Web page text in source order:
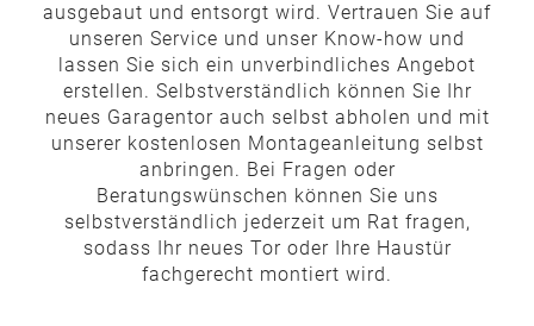
ausgebaut und entsorgt wird. Vertrauen Sie auf
unseren Service und unser Know-how und
lassen Sie sich ein unverbindliches Angebot
erstellen. Selbstverständlich können Sie Ihr
neues Garagentor auch selbst abholen und mit
unserer kostenlosen Montageanleitung selbst
anbringen. Bei Fragen oder
Beratungswünschen können Sie uns
selbstverständlich jederzeit um Rat fragen,
sodass Ihr neues Tor oder Ihre Haustür
fachgerecht montiert wird.